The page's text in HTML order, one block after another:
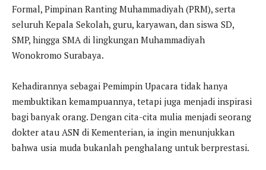
Formal, Pimpinan Ranting Muhammadiyah (PRM), serta
seluruh Kepala Sekolah, guru, karyawan, dan siswa SD,
SMP, hingga SMA di lingkungan Muhammadiyah
Wonokromo Surabaya.
Kehadirannya sebagai Pemimpin Upacara tidak hanya
membuktikan kemampuannya, tetapi juga menjadi inspirasi
bagi banyak orang. Dengan cita-cita mulia menjadi seorang
dokter atau ASN di Kementerian, ia ingin menunjukkan
bahwa usia muda bukanlah penghalang untuk berprestasi.